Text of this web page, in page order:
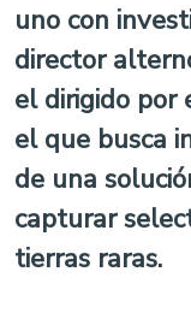
uno con
director
el dirigido por
el que busca
de una
capturar
tierras raras.